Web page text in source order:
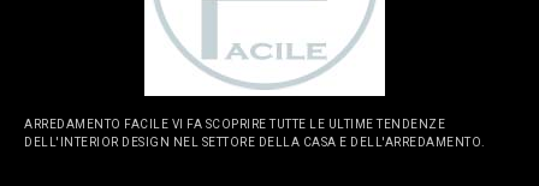
ARREDAMENTO FACILE VI FA SCOPRIRE TUTTE LE ULTIME TENDENZE
DELL'INTERIOR DESIGN NEL SETTORE DELLA CASA E DELL'ARREDAMENTO.